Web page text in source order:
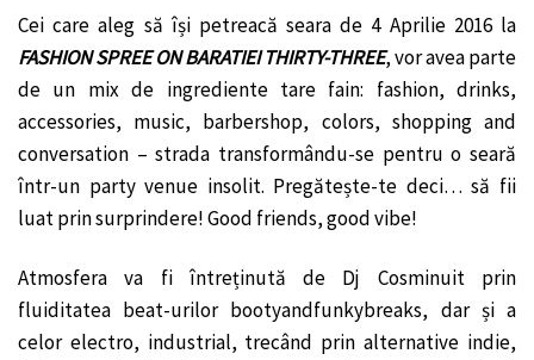
Cei care aleg să își petreacă seara de 4 Aprilie 2016 la
FASHION SPREE ON BARATIEI THIRTY-THREE, vor avea parte
de un mix de ingrediente tare fain: fashion, drinks,
accessories, music, barbershop, colors, shopping and
conversation – strada transformându-se pentru o seară
într-un party venue insolit. Pregătește-te deci… să fii
luat prin surprindere! Good friends, good vibe!
Atmosfera va fi întreținută de Dj Cosminuit prin
fluiditatea beat-urilor bootyandfunkybreaks, dar și a
celor electro, industrial, trecând prin alternative indie,